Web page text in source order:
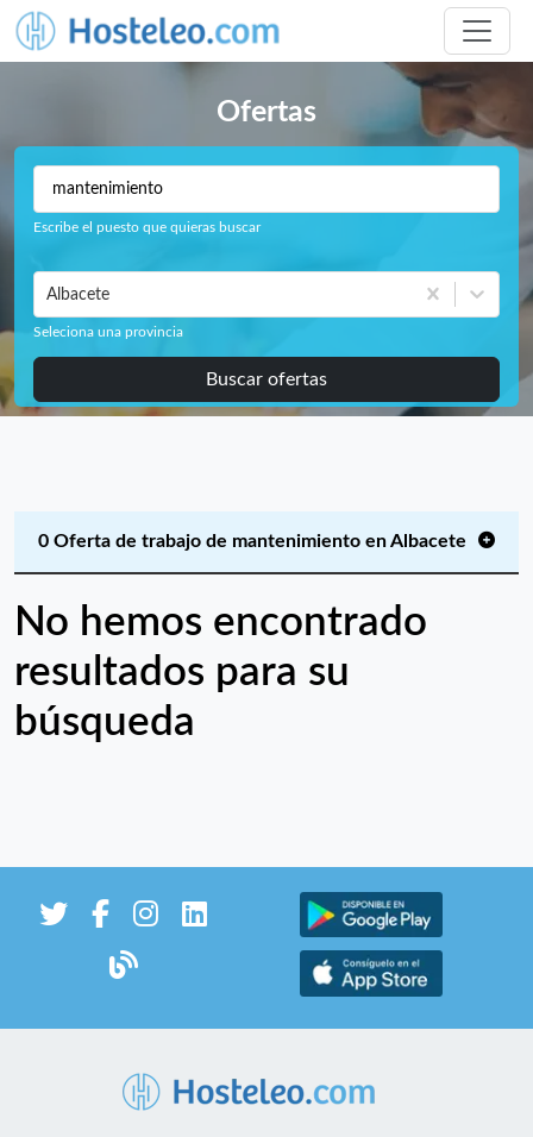
Ofertas
Escribe el puesto que quieras buscar
Albacete
Seleciona una provincia
Buscar ofertas
0 Oferta de trabajo de mantenimiento en Albacete
No hemos encontrado
resultados para su
búsqueda